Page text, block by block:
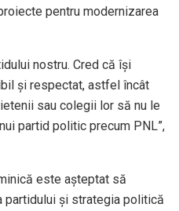
pentru modernizarea
nostru. Cred că își
și respectat, astfel încât
sau colegii lor să nu le
partid politic precum PNL”,
este așteptat să
partidului și strategia politică